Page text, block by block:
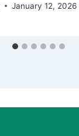
January 12, 2026